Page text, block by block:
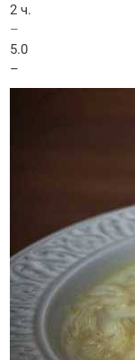
2 ч.
–
5.0
–